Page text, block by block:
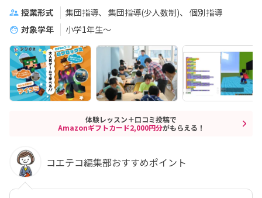
授業形式
集団指導 集団指導(少人数制)
個別指導
対象学年
小学1年生～
体験レッスン＋口コミ投稿で
Amazonギフトカード2,000円分がもらえる！
コエテコ編集部おすすめポイント